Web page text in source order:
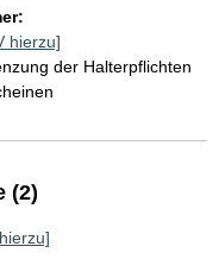
hierzu]
der Halterpflichten
(2)